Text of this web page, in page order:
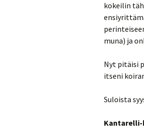
kokeilin
muna) ja
Nyt pitäisi
itseni
Suloista